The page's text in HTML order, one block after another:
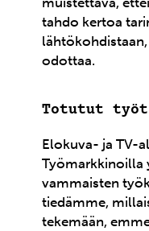
tahdo kertoa
odottaa.
Totutut
Elokuva- ja TV-
Työmarkkinoilla
vammaisten
tiedämme,
tekemään,